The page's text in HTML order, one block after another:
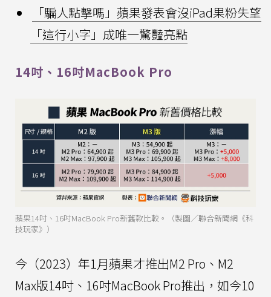
「騙人點擊嗎」蘋果發表會沒iPad果粉失望
「這行小字」成唯一驚豔亮點
14吋、16吋MacBook Pro
蘋果14吋、16吋MacBook Pro新舊款比較。（製圖／聯合新聞網《科
技玩家》）
今（2023）年1月蘋果才推出M2 Pro、M2
Max版14吋、16吋MacBook Pro推出，如今10